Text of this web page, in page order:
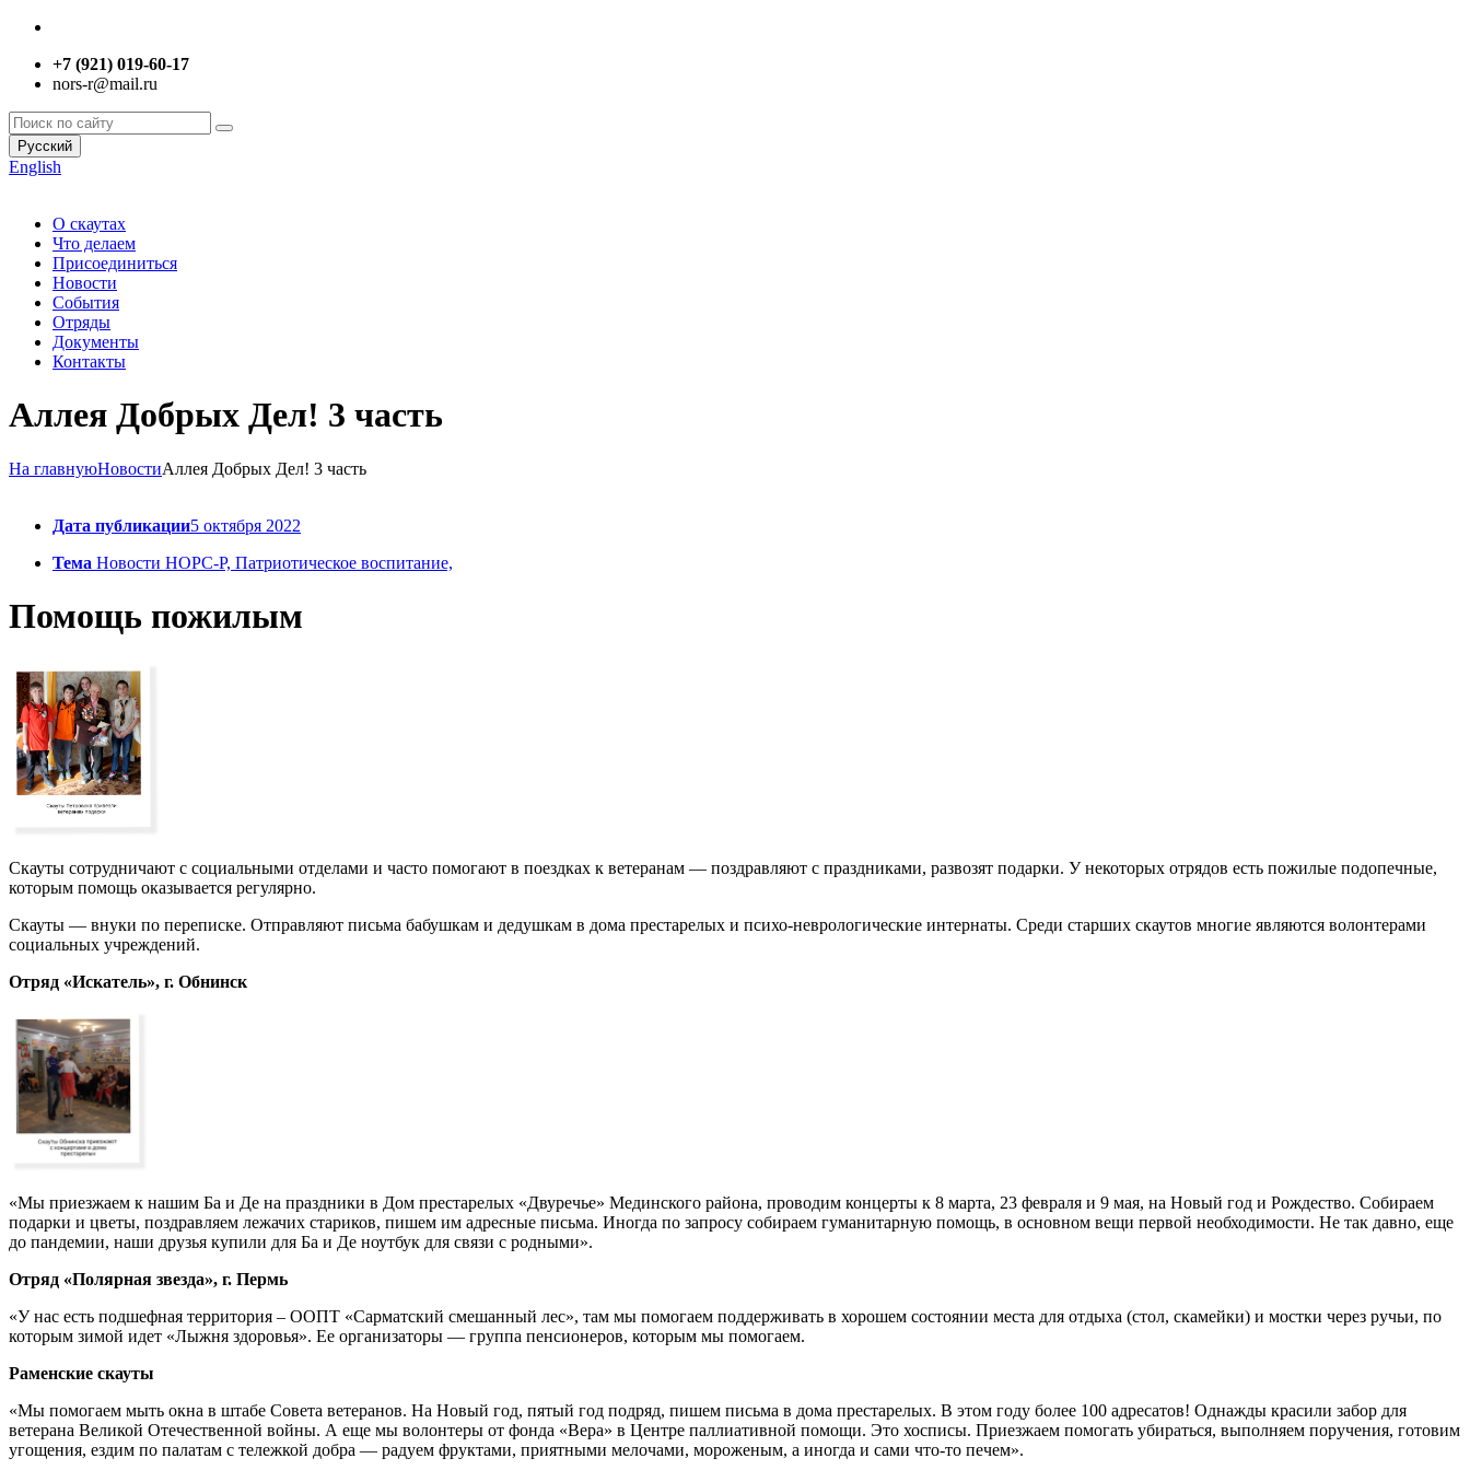
+7 (921) 019-60-17
nors-r@mail.ru
Русский
English
О скаутах
Что делаем
Присоединиться
Новости
События
Отряды
Документы
Контакты
Аллея Добрых Дел! 3 часть
На главнуюНовостиАллея Добрых Дел! 3 часть
Дата публикации5 октября 2022
Тема Новости НОРС-Р, Патриотическое воспитание,
Помощь пожилым
Скауты сотрудничают с социальными отделами и часто помогают в поездках к ветеранам — поздравляют с праздниками, развозят подарки. У некоторых отрядов есть пожилые подопечные,
которым помощь оказывается регулярно.
Скауты — внуки по переписке. Отправляют письма бабушкам и дедушкам в дома престарелых и психо-неврологические интернаты. Среди старших скаутов многие являются волонтерами
социальных учреждений.
Отряд «Искатель», г. Обнинск
«Мы приезжаем к нашим Ба и Де на праздники в Дом престарелых «Двуречье» Мединского района, проводим концерты к 8 марта, 23 февраля и 9 мая, на Новый год и Рождество. Собираем
подарки и цветы, поздравляем лежачих стариков, пишем им адресные письма. Иногда по запросу собираем гуманитарную помощь, в основном вещи первой необходимости. Не так давно, еще
до пандемии, наши друзья купили для Ба и Де ноутбук для связи с родными».
Отряд «Полярная звезда», г. Пермь
«У нас есть подшефная территория – ООПТ «Сарматский смешанный лес», там мы помогаем поддерживать в хорошем состоянии места для отдыха (стол, скамейки) и мостки через ручьи, по
которым зимой идет «Лыжня здоровья». Ее организаторы — группа пенсионеров, которым мы помогаем.
Раменские скауты
«Мы помогаем мыть окна в штабе Совета ветеранов. На Новый год, пятый год подряд, пишем письма в дома престарелых. В этом году более 100 адресатов! Однажды красили забор для
ветерана Великой Отечественной войны. А еще мы волонтеры от фонда «Вера» в Центре паллиативной помощи. Это хосписы. Приезжаем помогать убираться, выполняем поручения, готовим
угощения, ездим по палатам с тележкой добра — радуем фруктами, приятными мелочами, мороженым, а иногда и сами что-то печем».